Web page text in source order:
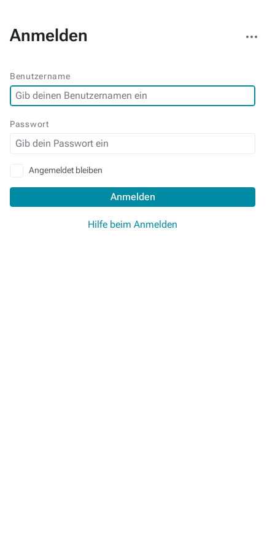
Anmelden
Aktionen
Benutzername
Passwort
Angemeldet bleiben
Anmelden
Hilfe beim Anmelden